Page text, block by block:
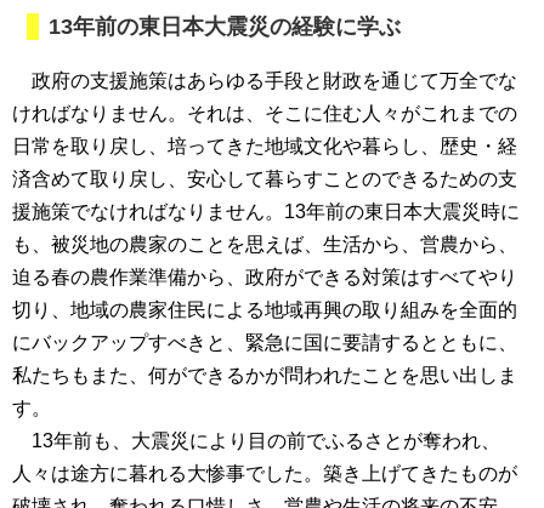
13年前の東日本大震災の経験に学ぶ
政府の支援施策はあらゆる手段と財政を通じて万全でな
ければなりません。それは、そこに住む人々がこれまでの
日常を取り戻し、培ってきた地域文化や暮らし、歴史・経
済含めて取り戻し、安心して暮らすことのできるための支
援施策でなければなりません。13年前の東日本大震災時に
も、被災地の農家のことを思えば、生活から、営農から、
迫る春の農作業準備から、政府ができる対策はすべてやり
切り、地域の農家住民による地域再興の取り組みを全面的
にバックアップすべきと、緊急に国に要請するとともに、
私たちもまた、何ができるかが問われたことを思い出しま
す。
13年前も、大震災により目の前でふるさとが奪われ、
人々は途方に暮れる大惨事でした。築き上げてきたものが